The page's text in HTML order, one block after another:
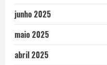
junho 2025
maio 2025
abril 2025